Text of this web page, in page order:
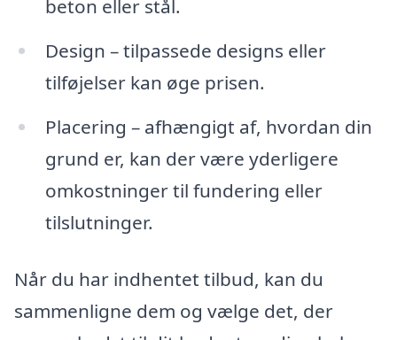
beton eller stål.
Design – tilpassede designs eller
tilføjelser kan øge prisen.
Placering – afhængigt af, hvordan din
grund er, kan der være yderligere
omkostninger til fundering eller
tilslutninger.
Når du har indhentet tilbud, kan du
sammenligne dem og vælge det, der